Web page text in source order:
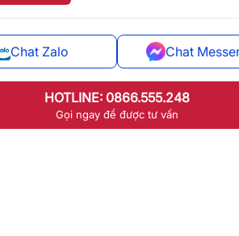
Chat Zalo Chat
HOTLINE: 0866.555.248
Gọi ngay để được tư vấn